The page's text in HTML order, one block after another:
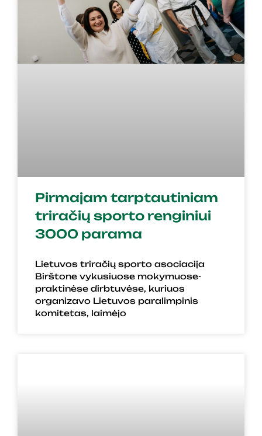
Pirmajam tarptautiniam
triračių sporto renginiui
3000 parama
Lietuvos triračių sporto asociacija
Birštone vykusiuose mokymuose-
praktinėse dirbtuvėse, kuriuos
organizavo Lietuvos paralimpinis
komitetas, laimėjo